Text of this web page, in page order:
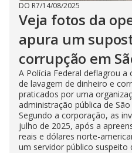
DO R7/14/08/2025
Veja fotos da
apura um
corrupção em
A Polícia Federal deflagrou
de lavagem de dinheiro e
praticados por uma
administração pública de
Segundo a corporação, as
julho de 2025, após a
reais e dólares norte-
um servidor público suspeito